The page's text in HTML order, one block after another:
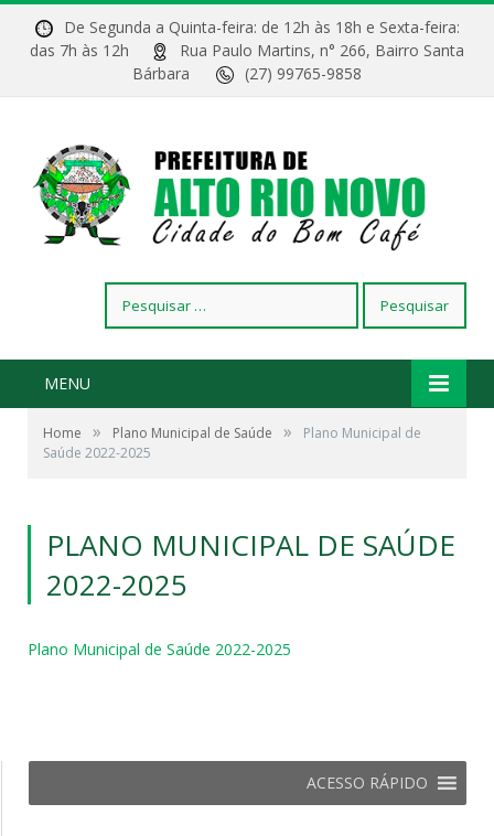
De Segunda a Quinta-feira: de 12h às 18h e Sexta-feira:
das 7h às 12h
Rua Paulo Martins, n° 266, Bairro Santa
Bárbara
(27) 99765-9858
por:
MENU
Home » Plano Municipal de Saúde »
Plano Municipal de
Saúde 2022-2025
PLANO MUNICIPAL DE SAÚDE
2022-2025
Plano Municipal de Saúde 2022-2025
ACESSO RÁPIDO